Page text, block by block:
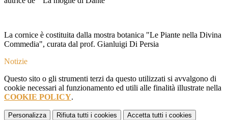
La cornice è costituita dalla mostra botanica "Le Piante nella Divina
Commedia", curata dal prof. Gianluigi Di Persia
Notizie
Questo sito o gli strumenti terzi da questo utilizzati si avvalgono di
cookie necessari al funzionamento ed utili alle finalità illustrate nella
COOKIE POLICY.
Personalizza Rifiuta tutti i cookies Accetta tutti i cookies